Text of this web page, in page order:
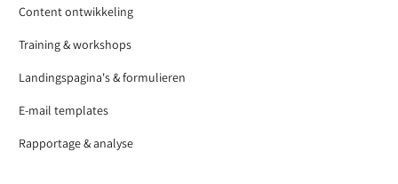
Content ontwikkeling
Training & workshops
Landingspagina's & formulieren
E-mail templates
Rapportage & analyse